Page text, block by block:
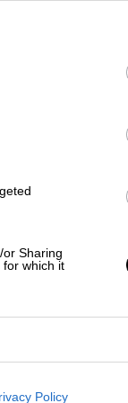
Sharing
which it
Policy
se ha